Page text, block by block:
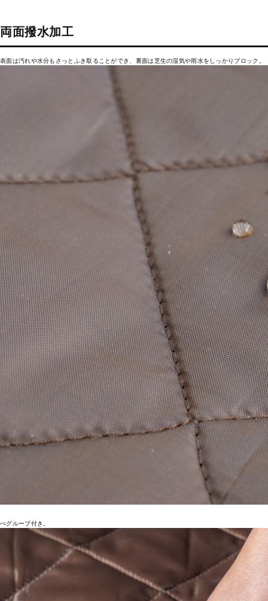
両面撥水加工
表面は汚れや水分もさっとふき取ることができ、裏面は芝生の湿気や雨水をしっかりブロック。
ぺグループ付き。